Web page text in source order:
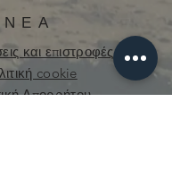
ΝΕΑ
και επιστροφές
cookie
Απορρήτου